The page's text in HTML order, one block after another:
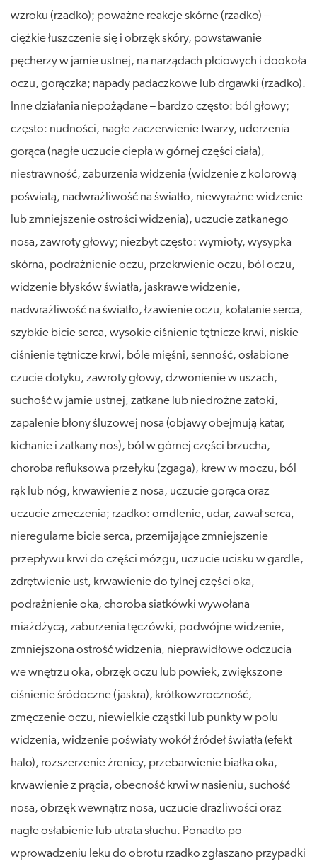
wzroku (rzadko); poważne reakcje skórne (rzadko) –
ciężkie łuszczenie się i obrzęk skóry, powstawanie
pęcherzy w jamie ustnej, na narządach płciowych i dookoła
oczu, gorączka; napady padaczkowe lub drgawki (rzadko).
Inne działania niepożądane – bardzo często: ból głowy;
często: nudności, nagłe zaczerwienie twarzy, uderzenia
gorąca (nagłe uczucie ciepła w górnej części ciała),
niestrawność, zaburzenia widzenia (widzenie z kolorową
poświatą, nadwrażliwość na światło, niewyraźne widzenie
lub zmniejszenie ostrości widzenia), uczucie zatkanego
nosa, zawroty głowy; niezbyt często: wymioty, wysypka
skórna, podrażnienie oczu, przekrwienie oczu, ból oczu,
widzenie błysków światła, jaskrawe widzenie,
nadwrażliwość na światło, łzawienie oczu, kołatanie serca,
szybkie bicie serca, wysokie ciśnienie tętnicze krwi, niskie
ciśnienie tętnicze krwi, bóle mięśni, senność, osłabione
czucie dotyku, zawroty głowy, dzwonienie w uszach,
suchość w jamie ustnej, zatkane lub niedrożne zatoki,
zapalenie błony śluzowej nosa (objawy obejmują katar,
kichanie i zatkany nos), ból w górnej części brzucha,
choroba refluksowa przełyku (zgaga), krew w moczu, ból
rąk lub nóg, krwawienie z nosa, uczucie gorąca oraz
uczucie zmęczenia; rzadko: omdlenie, udar, zawał serca,
nieregularne bicie serca, przemijające zmniejszenie
przepływu krwi do części mózgu, uczucie ucisku w gardle,
zdrętwienie ust, krwawienie do tylnej części oka,
podrażnienie oka, choroba siatkówki wywołana
miażdżycą, zaburzenia tęczówki, podwójne widzenie,
zmniejszona ostrość widzenia, nieprawidłowe odczucia
we wnętrzu oka, obrzęk oczu lub powiek, zwiększone
ciśnienie śródoczne (jaskra), krótkowzroczność,
zmęczenie oczu, niewielkie cząstki lub punkty w polu
widzenia, widzenie poświaty wokół źródeł światła (efekt
halo), rozszerzenie źrenicy, przebarwienie białka oka,
krwawienie z prącia, obecność krwi w nasieniu, suchość
nosa, obrzęk wewnątrz nosa, uczucie drażliwości oraz
nagłe osłabienie lub utrata słuchu. Ponadto po
wprowadzeniu leku do obrotu rzadko zgłaszano przypadki